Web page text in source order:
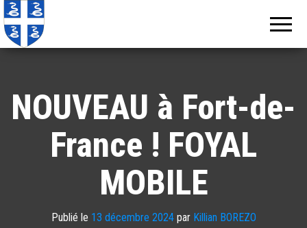
NOUVEAU à Fort-de-
France ! FOYAL
MOBILE
Publié le 13 décembre 2024par Killian BOREZO